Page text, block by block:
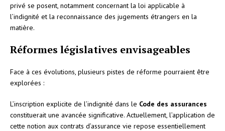
privé se posent, notamment concernant la loi applicable à
l’indignité et la reconnaissance des jugements étrangers en la
matière.
Réformes législatives envisageables
Face à ces évolutions, plusieurs pistes de réforme pourraient être
explorées :
L’inscription explicite de l’indignité dans le Code des assurances
constituerait une avancée significative. Actuellement, l’application de
cette notion aux contrats d’assurance vie repose essentiellement